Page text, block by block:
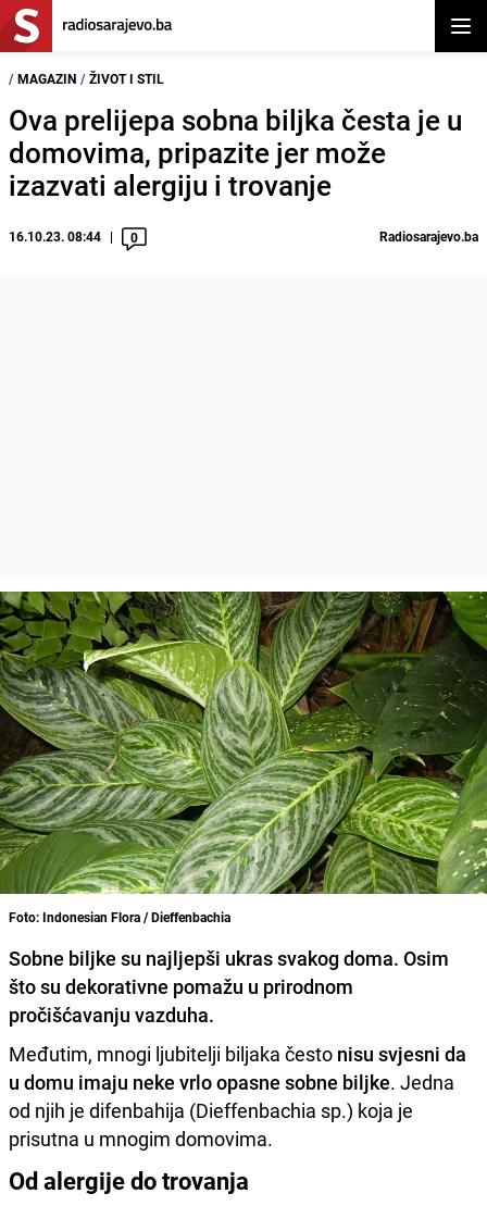
/ MAGAZIN / ŽIVOT I STIL
Ova prelijepa sobna biljka česta je u
domovima, pripazite jer može
izazvati alergiju i trovanje
16.10.23. 08:44 0 Radiosarajevo.ba
Foto: Indonesian Flora / Dieffenbachia
Sobne biljke su najljepši ukras svakog doma. Osim
što su dekorativne pomažu u prirodnom
pročišćavanju vazduha.
Međutim, mnogi ljubitelji biljaka često nisu svjesni da
u domu imaju neke vrlo opasne sobne biljke. Jedna
od njih je difenbahija (Dieffenbachia sp.) koja je
prisutna u mnogim domovima.
Od alergije do trovanja